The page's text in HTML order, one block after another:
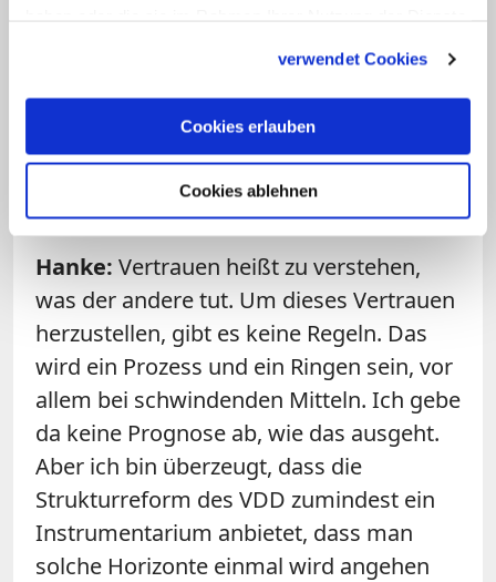
verwendet Cookies
Cookies erlauben
Cookies ablehnen
inhaltlich stärker transparent und
Frage: Geht es dann auch um eine
inhaltliche Einflussnahme der
finanzstarken Bistümer auf ärmere?
Hanke: Vertrauen heißt zu verstehen,
was der andere tut. Um dieses Vertrauen
herzustellen, gibt es keine Regeln. Das
wird ein Prozess und ein Ringen sein, vor
allem bei schwindenden Mitteln. Ich gebe
da keine Prognose ab, wie das ausgeht.
Aber ich bin überzeugt, dass die
Strukturreform des VDD zumindest ein
Instrumentarium anbietet, dass man
solche Horizonte einmal wird angehen